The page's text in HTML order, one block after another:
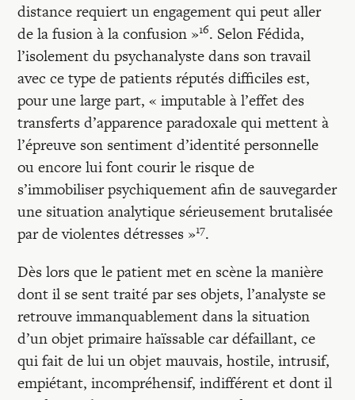
distance requiert un engagement qui peut aller
de la fusion à la confusion »16. Selon Fédida,
l’isolement du psychanalyste dans son travail
avec ce type de patients réputés difficiles est,
pour une large part, « imputable à l’effet des
transferts d’apparence paradoxale qui mettent à
l’épreuve son sentiment d’identité personnelle
ou encore lui font courir le risque de
s’immobiliser psychiquement afin de sauvegarder
une situation analytique sérieusement brutalisée
par de violentes détresses »17.
Dès lors que le patient met en scène la manière
dont il se sent traité par ses objets, l’analyste se
retrouve immanquablement dans la situation
d’un objet primaire haïssable car défaillant, ce
qui fait de lui un objet mauvais, hostile, intrusif,
empiétant, incompréhensif, indifférent et dont il